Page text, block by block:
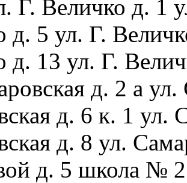
Г. Величко д. 1
д. 5 ул. Г.
д. 13 ул. Г.
д. 2 а
д. 6 к. 1 ул.
д. 8 ул.
д. 5 школа №